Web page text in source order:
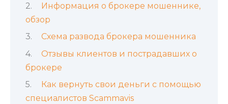
Информация о брокере мошеннике,
обзор
Схема развода брокера мошенника
Отзывы клиентов и пострадавших о
брокере
Как вернуть свои деньги с помощью
специалистов Scammavis